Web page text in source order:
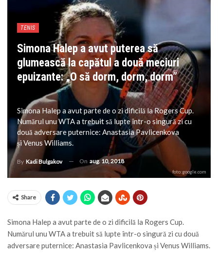
TENIS
Simona Halep a avut puterea să
glumească la capătul a două meciuri
epuizante: „O să dorm, dorm, dorm”
Simona Halep a avut parte de o zi dificilă la Rogers Cup.
Numărul unu WTA a trebuit să lupte într-o singură zi cu
două adversare puternice: Anastasia Pavlicenkova
și Venus Williams.
By Kadi Bulgakov On aug. 10, 2018
foto: google.com
Share
Simona Halep a avut parte de o zi dificilă la Rogers Cup.
Numărul unu WTA a trebuit să lupte într-o singură zi cu două
adversare puternice: Anastasia Pavlicenkova și Venus Williams.